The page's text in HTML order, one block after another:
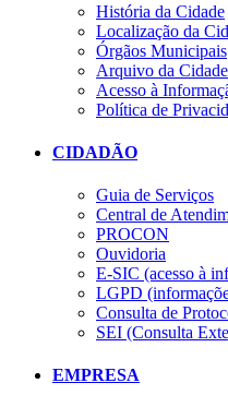
História da Cidade
Localização da
Órgãos Municipais
Arquivo da Cidade
Acesso à
Política de
CIDADÃO
Guia de Serviços
Central de
PROCON
Ouvidoria
E-SIC (acesso à
LGPD
Consulta de
SEI (Consulta
EMPRESA